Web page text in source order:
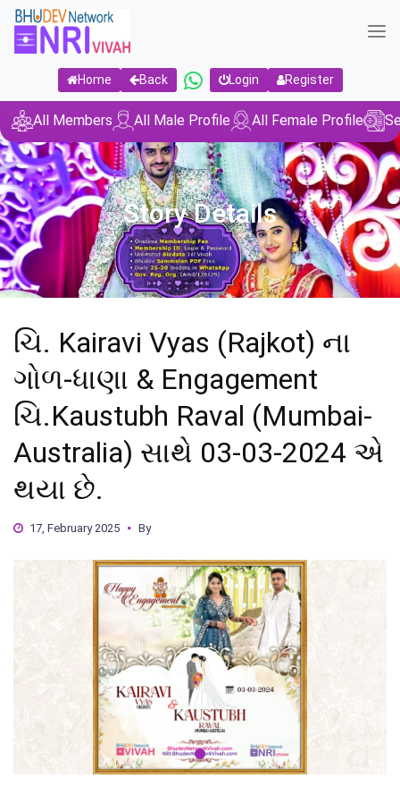
Home Back Login Register
All Members All Male Profile All Female Profile
Story Details
ચિ. Kairavi Vyas (Rajkot) ના
ગોળ-ધાણા & Engagement
ચિ.Kaustubh Raval (Mumbai-
Australia) સાથે 03-03-2024 એ
થયા છે.
17, February 2025 By